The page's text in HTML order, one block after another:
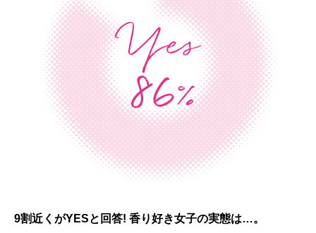
9割近くがYESと回答! 香り好き女子の実態は…。